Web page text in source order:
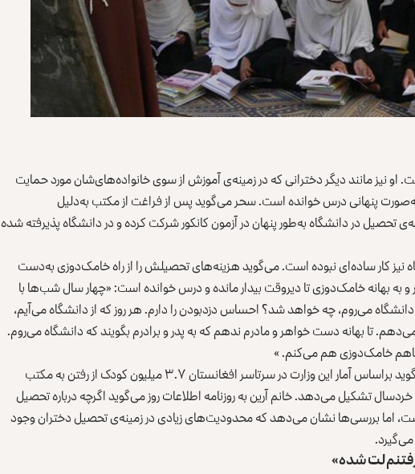
نیز مانند دیگر دخترانی که در زمینه‌ی آموزش از سوی خانواده‌های‌شان مورد حمایت
به‌صورت پنهانی درس خوانده است. سحر می‌گوید پس از فراغت از مکتب به‌دلیل
در دانشگاه به‌طور پنهان در آزمون کانکور شرکت کرده و در دانشگاه پذیرفته شده
برای سحر رسیدن به سال چهارم دانشگاه نیز کار ساده‌ای نبوده است. می‎‌گوید هزینه‌های تحصیلش را از راه خامک‌دوزی به‌دست
و به ‌بهانه خامک‌دوزی تا دیروقت بیدار مانده و درس خوانده است: «چهار سال شب‌ها با
می‌روم، چه خواهد شد؟ احساس دزدبودن را دارم. هر روز که از دانشگاه می‌آیم،
تا بهانه دست خواهر و مادرم ندهم که به پدر و برادرم بگویند که دانشگاه می‌روم.
خامک‌دوزی هم می‌کنم. »
نجیبه آرین، سخن‌گوی وزارت معارف می‌گوید براساس آمار این وزارت در سرتاسر افغانستان ۳.۷ میلیون کودک از رفتن به مکتب
را دختران خردسال تشکیل می‌دهد. خانم آرین به روزنامه‌ اطلاعات روز می‌گوید اگرچه درباره تحصیل
اما بررسی‌ها نشان می‌دهد که محدودیت‌های زیادی در زمینه‌ی تحصیل دختران وجود
لت شده»